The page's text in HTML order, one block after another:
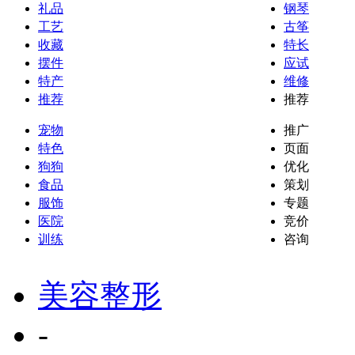
礼品
工艺
收藏
摆件
特产
推荐
宠物
特色
狗狗
食品
服饰
医院
训练
钢琴
古筝
特长
应试
维修
推荐
推广
页面
优化
策划
专题
竞价
咨询
美容整形
-